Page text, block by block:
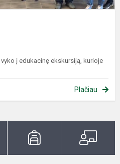
į edukacinę ekskursiją, kurioje
Plačiau